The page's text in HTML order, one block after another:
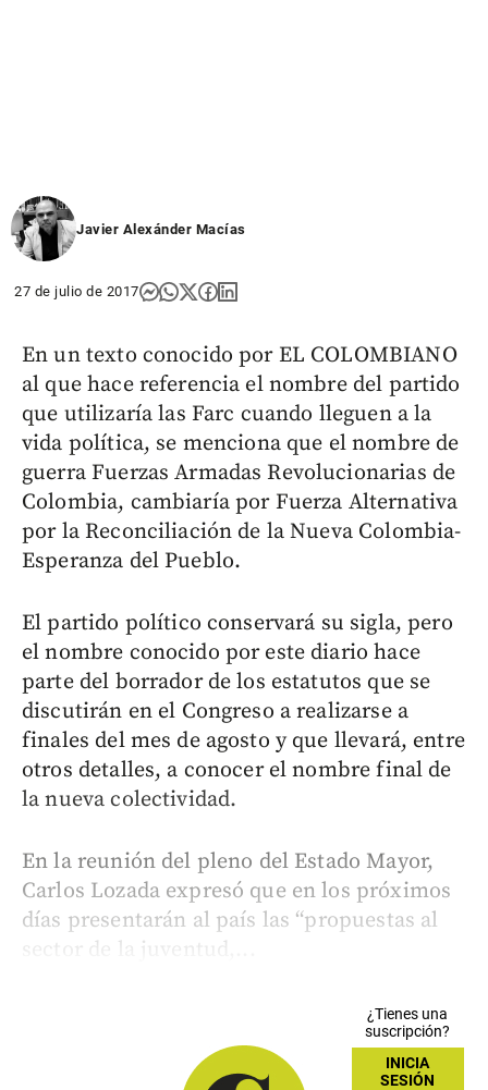
Javier Alexánder Macías
27 de julio de 2017
En un texto conocido por EL COLOMBIANO
al que hace referencia el nombre del partido
que utilizaría las Farc cuando lleguen a la
vida política, se menciona que el nombre de
guerra Fuerzas Armadas Revolucionarias de
Colombia, cambiaría por Fuerza Alternativa
por la Reconciliación de la Nueva Colombia-
Esperanza del Pueblo.
El partido político conservará su sigla, pero
el nombre conocido por este diario hace
parte del borrador de los estatutos que se
discutirán en el Congreso a realizarse a
finales del mes de agosto y que llevará, entre
otros detalles, a conocer el nombre final de
la nueva colectividad.
En la reunión del pleno del Estado Mayor,
Carlos Lozada expresó que en los próximos
días presentarán al país las “propuestas al
sector de la juventud,...
¿Tienes una
suscripción?
INICIA
SESIÓN